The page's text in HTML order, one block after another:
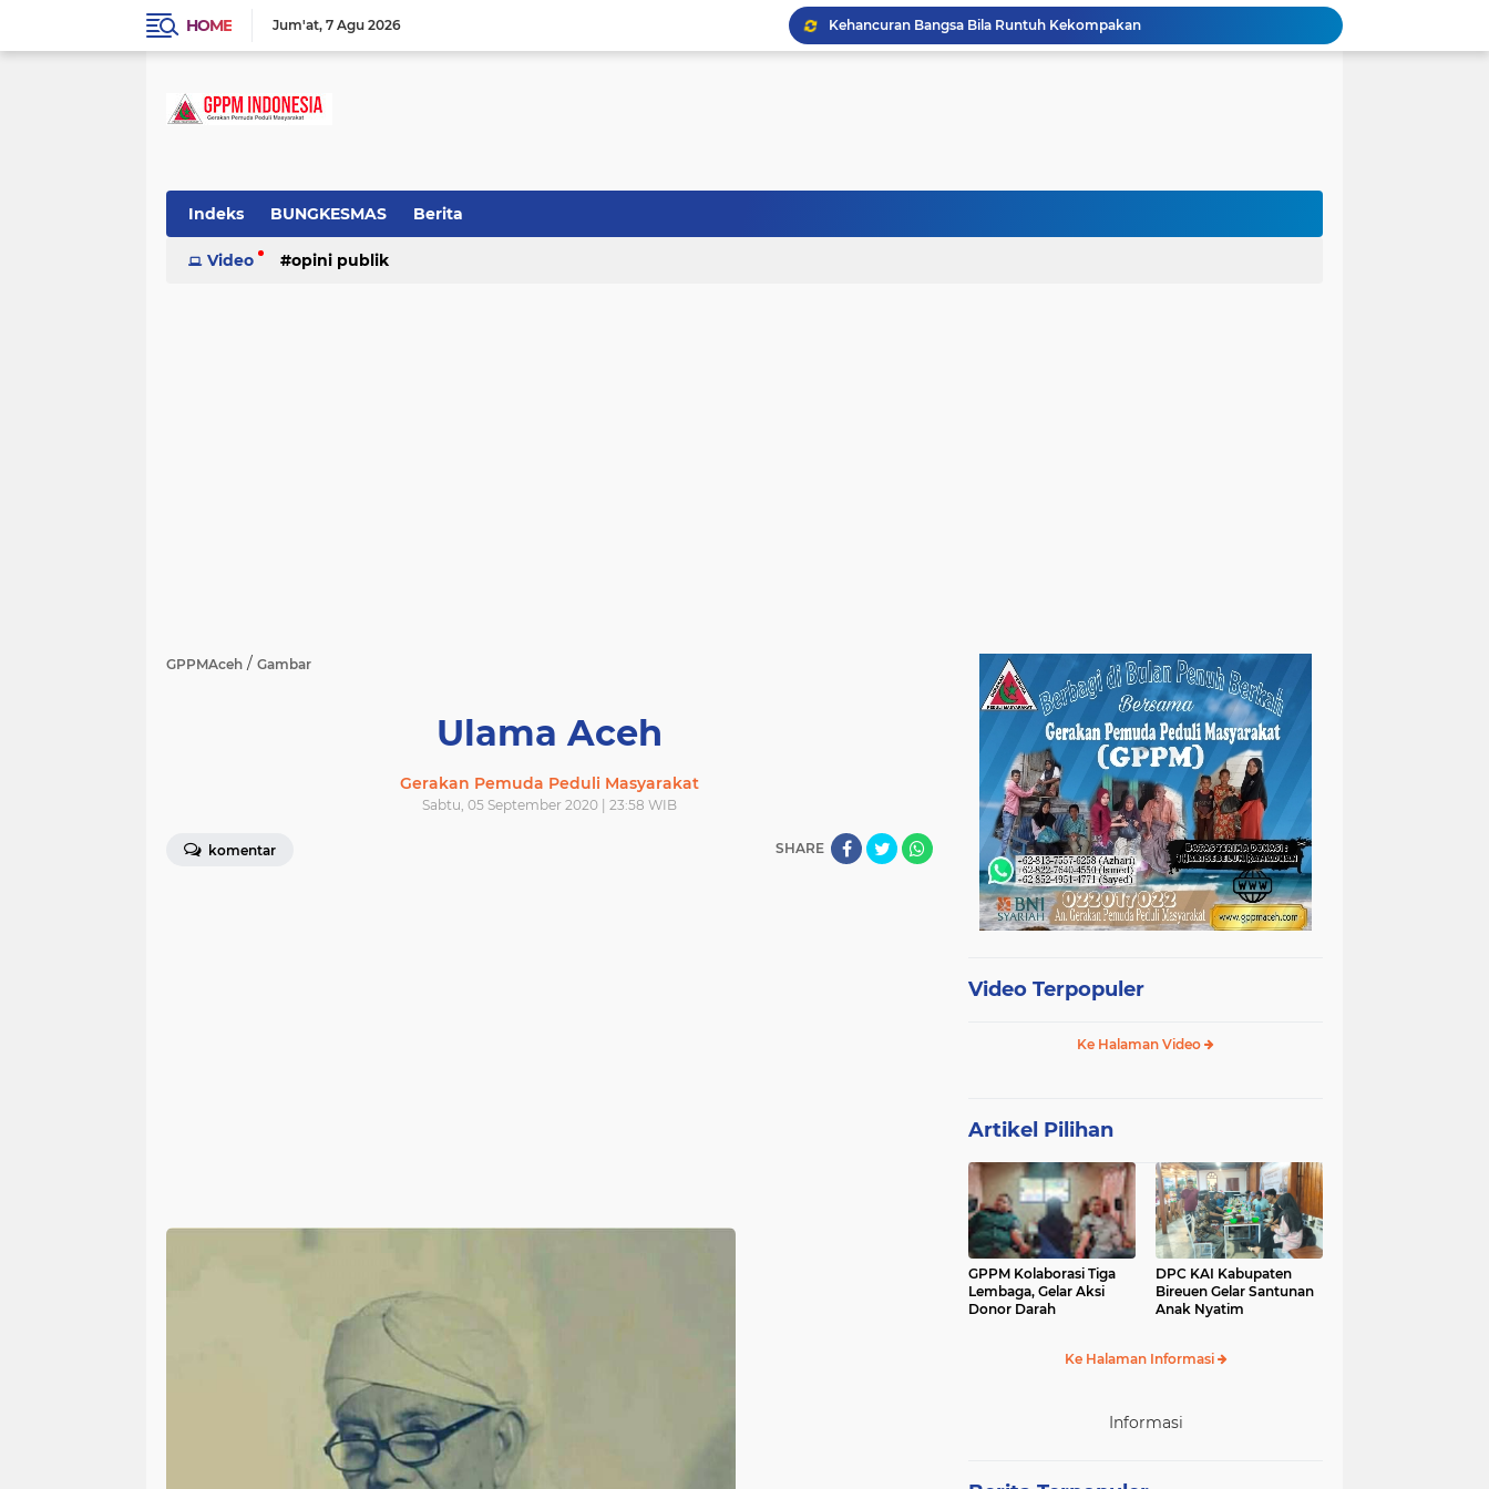
HOME Jum'at 7 Agu 2026
Kehancuran Bangsa Bila Runtuh Kekompakan
Sanubari Kehidupan Manusia
Perjuangan Pendidikan: Dari Keluarga Tidak Mampu Menuju Impian S1, S2, dan S3
Indeks BUNGKESMAS Berita
Budaya Covid-19 Donor Darah
Video opini publik
GPPMAceh / Gambar
Ulama Aceh
Gerakan Pemuda Peduli Masyarakat
Sabtu, 05 September 2020 | 23:58 WIB
komentar SHARE
Video Terpopuler
Ke Halaman Video
Artikel Pilihan
GPPM Kolaborasi Tiga
Lembaga, Gelar Aksi
Donor Darah
DPC KAI Kabupaten
Bireuen Gelar Santunan
Anak Nyatim
Ke Halaman Informasi
Informasi